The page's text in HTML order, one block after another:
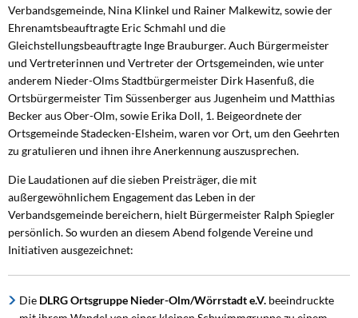
Verbandsgemeinde, Nina Klinkel und Rainer Malkewitz, sowie der
Ehrenamtsbeauftragte Eric Schmahl und die
Gleichstellungsbeauftragte Inge Brauburger. Auch Bürgermeister
und Vertreterinnen und Vertreter der Ortsgemeinden, wie unter
anderem Nieder-Olms Stadtbürgermeister Dirk Hasenfuß, die
Ortsbürgermeister Tim Süssenberger aus Jugenheim und Matthias
Becker aus Ober-Olm, sowie Erika Doll, 1. Beigeordnete der
Ortsgemeinde Stadecken-Elsheim, waren vor Ort, um den Geehrten
zu gratulieren und ihnen ihre Anerkennung auszusprechen.
Die Laudationen auf die sieben Preisträger, die mit
außergewöhnlichem Engagement das Leben in der
Verbandsgemeinde bereichern, hielt Bürgermeister Ralph Spiegler
persönlich. So wurden an diesem Abend folgende Vereine und
Initiativen ausgezeichnet:
Die DLRG Ortsgruppe Nieder-Olm/Wörrstadt e.V.beeindruckte